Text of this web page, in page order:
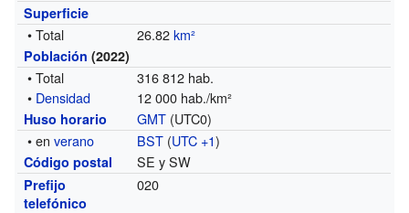
Superficie
• Total 26.82km²
Población (2022)
• Total
316 812 hab.
• Densidad 12 000 hab./km²
Huso horario GMT (UTC0)
• enverano BST (UTC +1)
Código postal SE y SW
Prefijo
telefónico
020